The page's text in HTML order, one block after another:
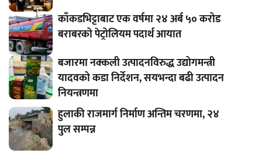
काँकडभिट्टाबाट एक वर्षमा २४ अर्ब ५० करोड
बराबरको पेट्रोलियम पदार्थ आयात
बजारमा नक्कली उत्पादनविरुद्ध उद्योगमन्त्री
यादवको कडा निर्देशन, सयभन्दा बढी उत्पादन
नियन्त्रणमा
हुलाकी राजमार्ग निर्माण अन्तिम चरणमा, २४
पुल सम्पन्न